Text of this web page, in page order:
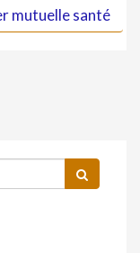
mutuelle santé